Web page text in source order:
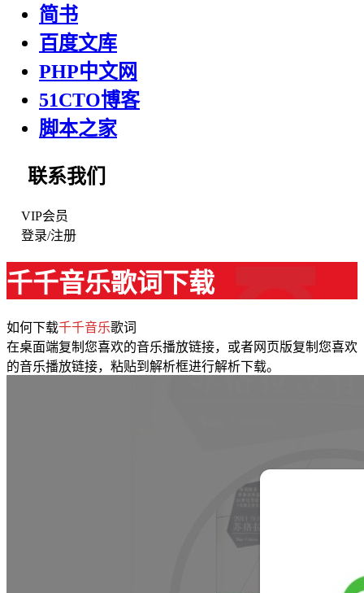
简书
百度文库
PHP中文网
51CTO博客
脚本之家
联系我们
VIP会员
登录/注册
千千音乐歌词下载
如何下载千千音乐歌词
在桌面端复制您喜欢的音乐播放链接，或者网页版复制您喜欢
的音乐播放链接，粘贴到解析框进行解析下载。